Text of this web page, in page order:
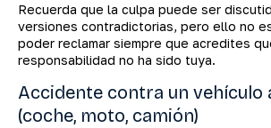
Recuerda que la culpa puede ser
versiones contradictorias, pero ello no
poder reclamar siempre que acredites
responsabilidad no ha sido tuya.
Accidente contra un vehículo
(coche, moto, camión)